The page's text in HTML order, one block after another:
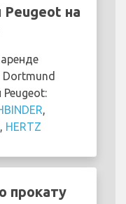
на
,
, HERTZ
прокату